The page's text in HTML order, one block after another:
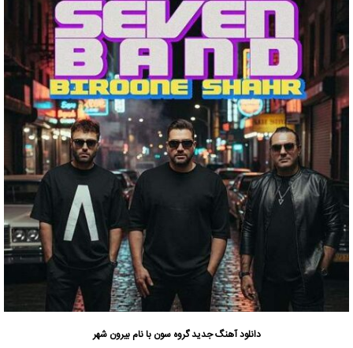
دانلود آهنگ جدیدگروه سون با نام بیرون شهر